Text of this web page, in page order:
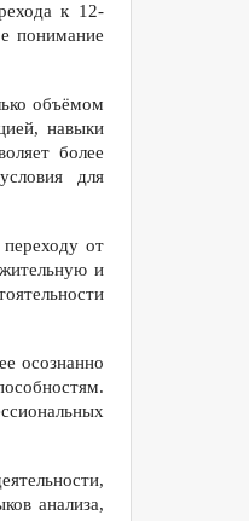
к 12-
понимание
объёмом
навыки
более
для
от
и
осознанно
анализа,